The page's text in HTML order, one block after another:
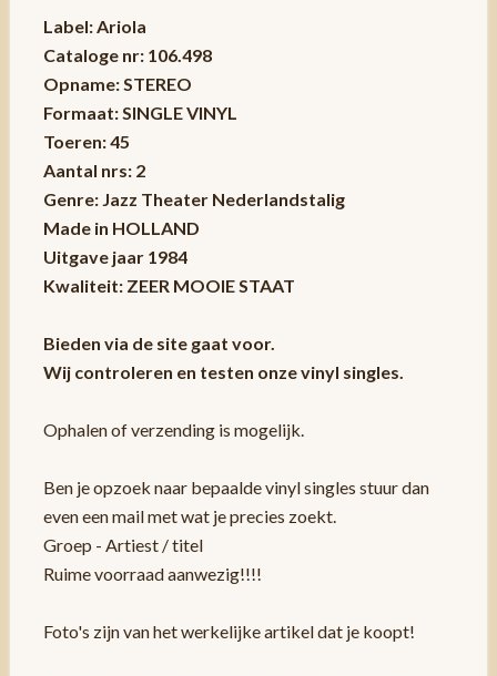
Label: Ariola
Cataloge nr: 106.498
Opname: STEREO
Formaat: SINGLE VINYL
Toeren: 45
Aantal nrs: 2
Genre: Jazz Theater Nederlandstalig
Made in HOLLAND
Uitgave jaar 1984
Kwaliteit: ZEER MOOIE STAAT
Bieden via de site gaat voor.
Wij controleren en testen onze vinyl singles.
Ophalen of verzending is mogelijk.
Ben je opzoek naar bepaalde vinyl singles stuur dan
even een mail met wat je precies zoekt.
Groep - Artiest / titel
Ruime voorraad aanwezig!!!!
Foto's zijn van het werkelijke artikel dat je koopt!